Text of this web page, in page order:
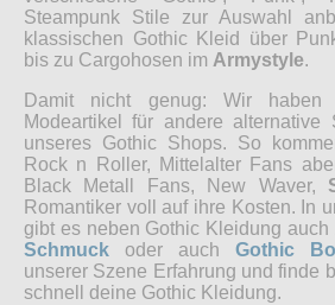
Steampunk Stile zur Auswahl
klassischen Gothic Kleid über
bis zu Cargohosen im Armystyle.
Damit nicht genug: Wir haben
Modeartikel für andere alternative
unseres Gothic Shops. So
Rock n Roller, Mittelalter Fans
Black Metall Fans, New Waver,
Romantiker voll auf ihre Kosten. In
gibt es neben Gothic Kleidung auch
Schmuck oder auch Gothic
unserer Szene Erfahrung und finde
schnell deine Gothic Kleidung.